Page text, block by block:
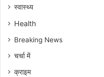
स्वास्थ्य
Health
Breaking News
चर्चा में
क्राइम